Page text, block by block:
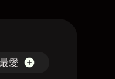
愛